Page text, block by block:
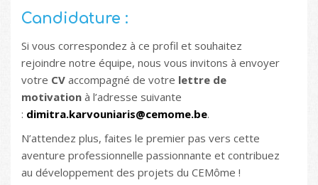
Candidature :
Si vous correspondez à ce profil et souhaitez
rejoindre notre équipe, nous vous invitons à envoyer
votre CV accompagné de votre lettre de
motivation à l’adresse suivante
: dimitra.karvouniaris@cemome.be.
N’attendez plus, faites le premier pas vers cette
aventure professionnelle passionnante et contribuez
au développement des projets du CEMôme !